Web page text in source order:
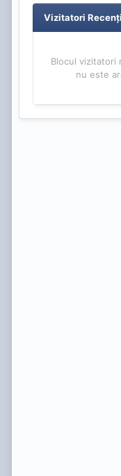
Vizitatori
Blocul vizitatori
nu este